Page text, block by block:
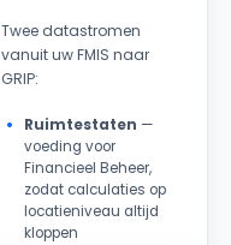
Twee datastromen
vanuit uw FMIS naar
GRIP:
Ruimtestaten —
voeding voor
Financieel Beheer,
zodat calculaties op
locatieniveau altijd
kloppen